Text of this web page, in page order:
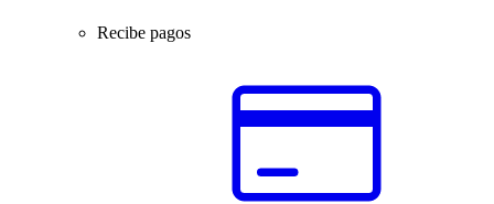
Recibe pagos